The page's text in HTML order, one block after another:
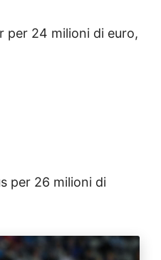
per 24 milioni di euro,
per 26 milioni di